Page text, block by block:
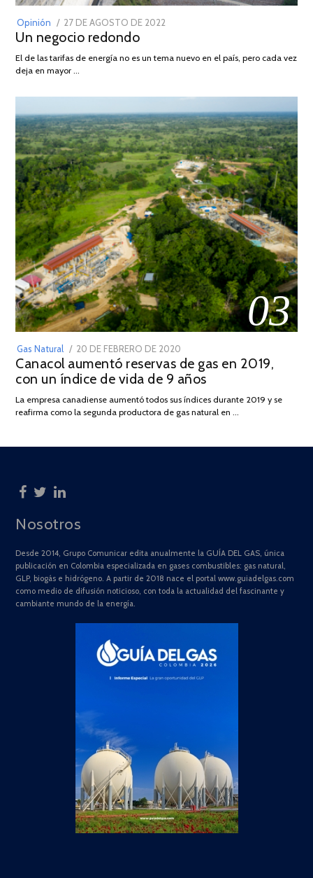
Opinión
POSTED
ON
27 DE AGOSTO DE 2022
DE
Un negocio redondo
El de las tarifas de energía no es un tema nuevo en el país, pero cada vez
deja en mayor …
03
Gas Natural
POSTED
ON
20 DE FEBRERO DE 2020
DE
JULIO
2025
Canacol aumentó reservas de gas en 2019,
con un índice de vida de 9 años
La empresa canadiense aumentó todos sus índices durante 2019 y se
reafirma como la segunda productora de gas natural en …
Nosotros
Desde 2014, Grupo Comunicar edita anualmente la GUÍA DEL GAS, única
publicación en Colombia especializada en gases combustibles: gas natural,
GLP, biogás e hidrógeno. A partir de 2018 nace el portal www.guiadelgas.com
como medio de difusión noticioso, con toda la actualidad del fascinante y
cambiante mundo de la energía.